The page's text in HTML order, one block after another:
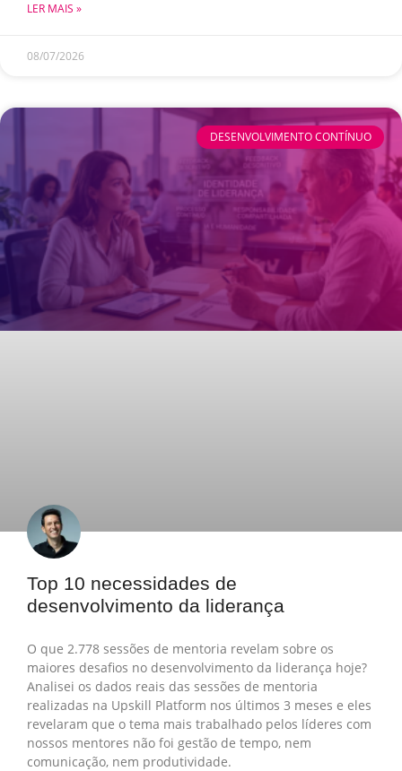
LER MAIS »
08/07/2026
DESENVOLVIMENTO CONTÍNUO
Top 10 necessidades de
desenvolvimento da liderança
O que 2.778 sessões de mentoria revelam sobre os
maiores desafios no desenvolvimento da liderança hoje?
Analisei os dados reais das sessões de mentoria
realizadas na Upskill Platform nos últimos 3 meses e eles
revelaram que o tema mais trabalhado pelos líderes com
nossos mentores não foi gestão de tempo, nem
comunicação, nem produtividade.